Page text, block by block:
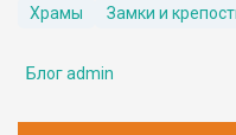
Храмы Замки и
Блог admin